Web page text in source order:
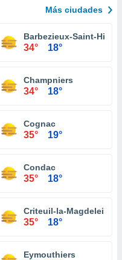
Más ciudades
Barbezieux-Saint-Hilaire
34° 18°
Champniers
34° 18°
Cognac
35° 19°
Condac
35° 18°
Criteuil-la-Magdeleine
35° 18°
Eymouthiers